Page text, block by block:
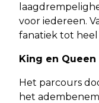
voor iedereen.
fanatiek tot heel
King en
Het parcours
het